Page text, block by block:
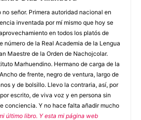
señor. Primera autoridad nacional en
inventada por mí mismo que hoy se
en todos los platós de
número de la Real Academia de la Lengua
Maestre de la Orden de Nachojcolar.
Marhuendino. Hermano de carga de la
de frente, negro de ventura, largo de
y de bolsillo. Llevo la contraria, así, por
escrito, de viva voz y en persona sin
conciencia. Y no hace falta añadir mucho
último libro. Y esta mi página web